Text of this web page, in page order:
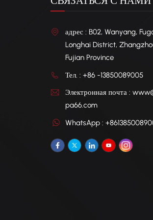
адрес : B02, Wanyang,
Longhai District,
Fujian Province
Тел. : +86 -13850089005
Электронная почта :
pa66.com
WhatsApp :